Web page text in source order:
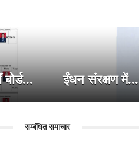
ईंधन संरक्षण में...
सम्बंधित समाचार